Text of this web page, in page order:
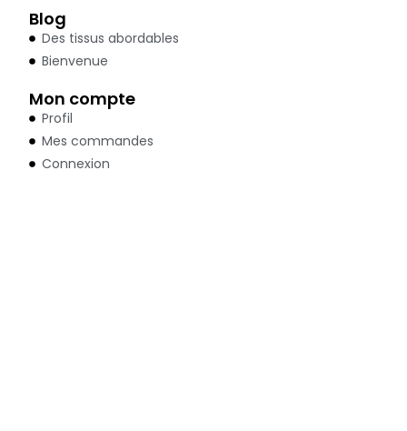
Blog
Des tissus abordables
Bienvenue
Mon compte
Profil
Mes commandes
Connexion